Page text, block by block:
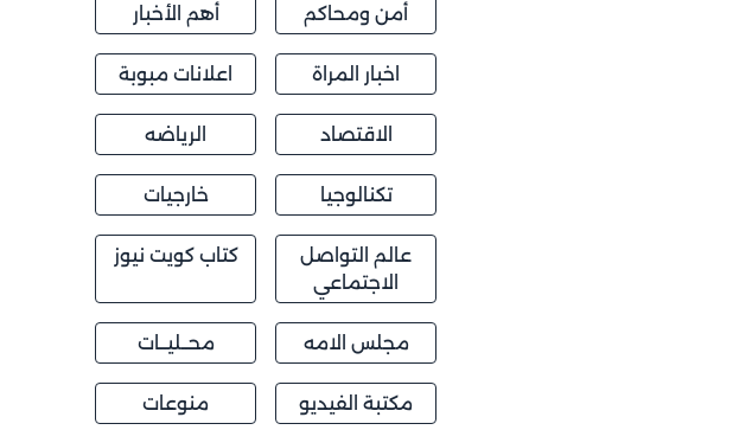
أمن ومحاكم أهم الأخبار
اخبار المراة اعلانات مبوبة
الاقتصاد الرياضه
تكنالوجيا خارجيات
عالم التواصل
الاجتماعي
كتاب كويت نيوز
مجلس الامه محــليــات
مكتبة الفيديو منوعات